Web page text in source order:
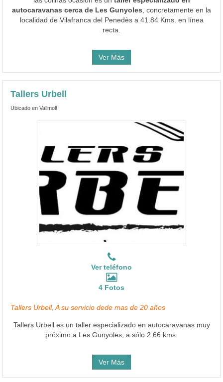
autocaravanas cerca de Les Gunyoles , concretamente en la
localidad de Vilafranca del Penedès a 41.84 Kms. en línea
recta.
Ver Más
Tallers Urbell
Ubicado en Vallmoll
Ver teléfono
4 Fotos
Tallers Urbell, A su servicio dede mas de 20 años
Tallers Urbell es un taller especializado en autocaravanas muy
próximo a Les Gunyoles, a sólo 2.66 kms.
Ver Más